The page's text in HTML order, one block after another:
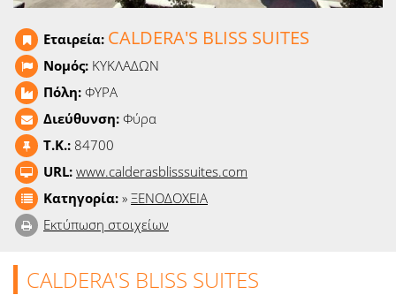
Ραδιόφωνο
Ταινίες
Εταιρεία: CALDERA'S BLISS SUITES
Νομός: ΚΥΚΛΑΔΩΝ
Πόλη: ΦΥΡΑ
Διεύθυνση: Φύρα
T.K.: 84700
URL: www.calderasblisssuites.com
Κατηγορία: » ΞΕΝΟΔΟΧΕΙΑ
Εκτύπωση στοιχείων
CALDERA'S BLISS SUITES